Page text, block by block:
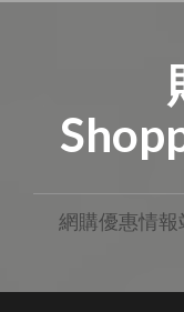
網購優惠情